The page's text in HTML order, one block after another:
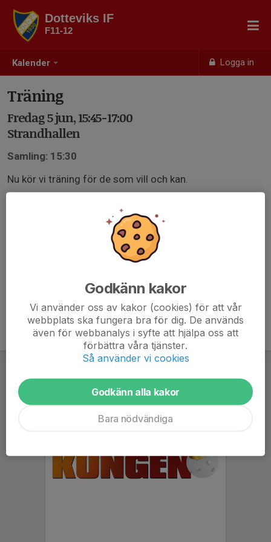
Kalender Logga in
Dotteviks IF
F11-12
Träning
Fredag 5 jun, 15:45-17:00
Strandhallen
Samling: 15:30
Nu kör vi träning för de som vill och kan.
Godkänn kakor
Vi använder oss av kakor (cookies) för att vår
webbplats ska fungera bra för dig. De används
även för webbanalys i syfte att hjälpa oss att
förbättra våra tjänster.
Så använder vi cookies
Godkänn alla kakor
Bara nödvändiga